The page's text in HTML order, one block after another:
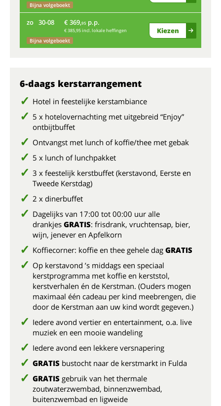
Bijna volgeboekt
zo 30-08 € 369,95 p.p.
€ 385,95 incl. lokale heffingen
Bijna volgeboekt
Kiezen
6-daags kerstarrangement
Hotel in feestelijke kerstambiance
5 x hotelovernachting met uitgebreid “Enjoy”
ontbijtbuffet
Ontvangst met lunch of koffie/thee met gebak
5 x lunch of lunchpakket
3 x feestelijk kerstbuffet (kerstavond, Eerste en
Tweede Kerstdag)
2 x dinerbuffet
Dagelijks van 17:00 tot 00:00 uur alle
drankjes GRATIS: frisdrank, vruchtensap, bier,
wijn, jenever en Apfelkorn
Koffiecorner: koffie en thee gehele dag GRATIS
Op kerstavond ’s middags een speciaal
kerstprogramma met koffie en kerststol,
kerstverhalen én de Kerstman. (Ouders mogen
maximaal één cadeau per kind meebrengen, die
door de Kerstman aan uw kind wordt gegeven.)
Iedere avond vertier en entertainment, o.a. live
muziek en een mooie wandeling
Iedere avond een lekkere versnapering
GRATIS bustocht naar de kerstmarkt in Fulda
GRATIS gebruik van het thermale
zoutwaterzwembad, binnenzwembad,
buitenzwembad en ligweide